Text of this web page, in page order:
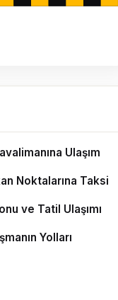
Ulaşım
Noktalarına Taksi
ve Tatil Ulaşımı
Yolları